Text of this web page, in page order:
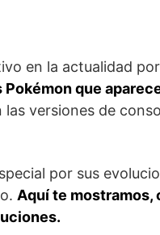
en la actualidad
Pokémon que
las versiones de
por sus
Aquí te mostramos,